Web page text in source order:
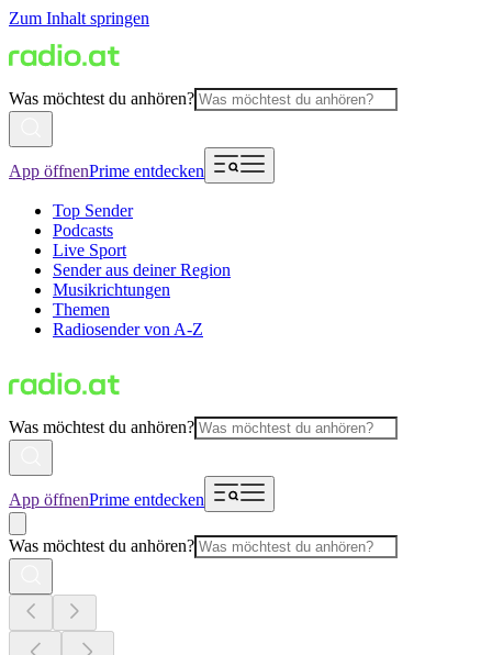
Zum Inhalt springen
Was möchtest du anhören?
App öffnenPrime entdecken
Top Sender
Podcasts
Live Sport
Sender aus deiner Region
Musikrichtungen
Themen
Radiosender von A-Z
Was möchtest du anhören?
App öffnenPrime entdecken
Was möchtest du anhören?